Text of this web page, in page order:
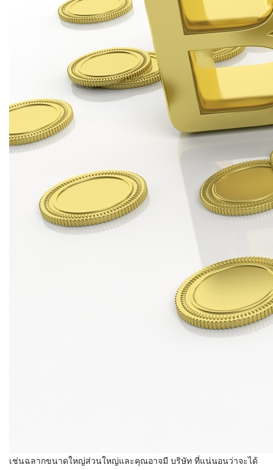
เช่นฉลากขนาดใหญ่ส่วนใหญ่และคุณอาจมี บริษัท ที่แน่นอนว่าจะได้